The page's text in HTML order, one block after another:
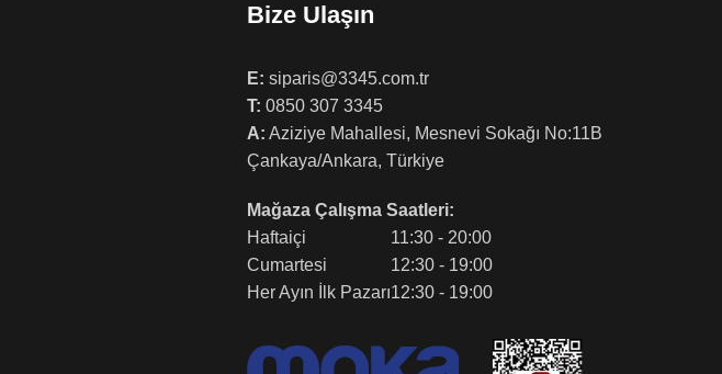
Bize Ulaşın
E: siparis@3345.com.tr
T: 0850 307 3345
A: Aziziye Mahallesi, Mesnevi Sokağı No:11B
Çankaya/Ankara, Türkiye
Mağaza Çalışma Saatleri:
Haftaiçi
Cumartesi
Her Ayın İlk Pazarı
11:30 - 20:00
12:30 - 19:00
12:30 - 19:00